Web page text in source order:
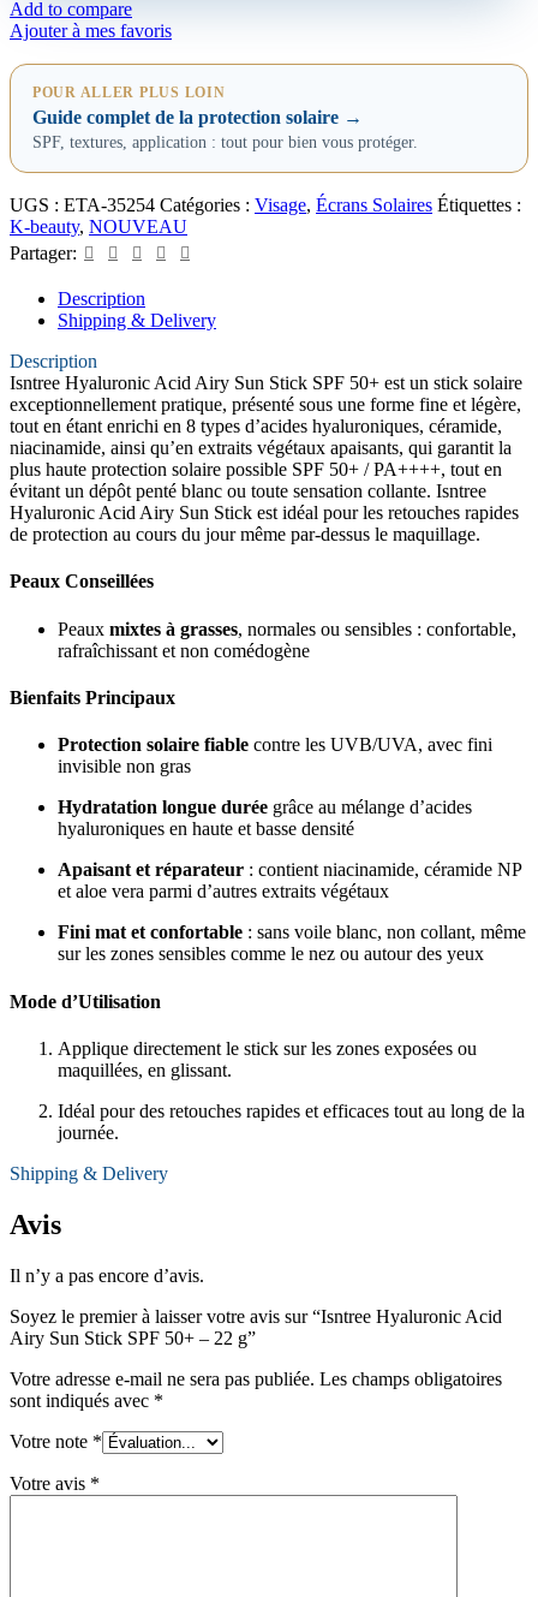
Add to compare
Ajouter à mes favoris
POUR ALLER PLUS LOIN
Guide complet de la protection solaire →
SPF, textures, application : tout pour bien vous protéger.
UGS : ETA-35254 Catégories : Visage, Écrans Solaires Étiquettes :
K-beauty, NOUVEAU
Partager:
Description
Shipping & Delivery
Description
Isntree Hyaluronic Acid Airy Sun Stick SPF 50+ est un stick solaire
exceptionnellement pratique, présenté sous une forme fine et légère,
tout en étant enrichi en 8 types d’acides hyaluroniques, céramide,
niacinamide, ainsi qu’en extraits végétaux apaisants, qui garantit la
plus haute protection solaire possible SPF 50+ / PA++++, tout en
évitant un dépôt penté blanc ou toute sensation collante. Isntree
Hyaluronic Acid Airy Sun Stick est idéal pour les retouches rapides
de protection au cours du jourmême par-dessus le maquillage.
Peaux Conseillées
Peaux mixtes à grasses, normales ou sensibles : confortable,
rafraîchissant et non comédogène
Bienfaits Principaux
Protection solaire fiable contre les UVB/UVA, avec fini
invisible non gras
Hydratation longue durée grâce au mélange d’acides
hyaluroniques en haute et basse densité
Apaisant et réparateur : contient niacinamide, céramide NP
et aloe vera parmi d’autres extraits végétaux
Fini mat et confortable : sans voile blanc, non collant, même
sur les zones sensibles comme le nez ou autour des yeux
Mode d’Utilisation
Applique directement le stick sur les zones exposées ou
maquillées, en glissant.
Idéal pour des retouches rapides et efficaces tout au long de la
journée.
Shipping & Delivery
Avis
Il n’y a pas encore d’avis.
Soyez le premier à laisser votre avis sur “Isntree Hyaluronic Acid
Airy Sun Stick SPF 50+ – 22 g”
Votre adresse e-mail ne sera pas publiée. Les champs obligatoires
sont indiqués avec *
Votre note *
Votre avis *